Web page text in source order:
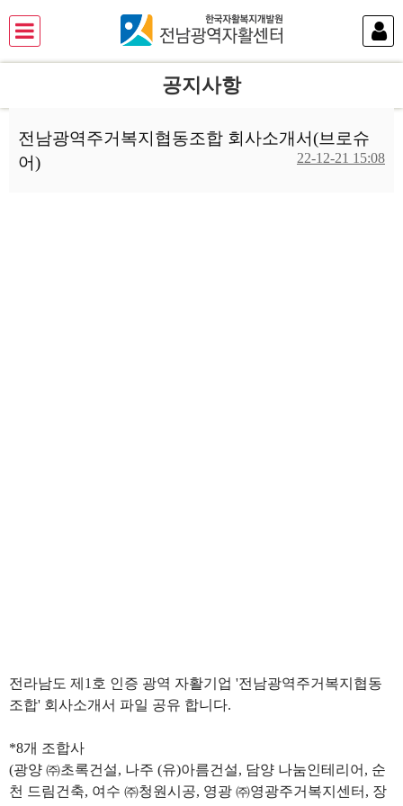
공지사항
전남광역주거복지협동조합 회사소개서(브로슈
어)
22-12-21 15:08
전라남도 제1호 인증 광역 자활기업 '전남광역주거복지협동
조합' 회사소개서 파일 공유 합니다.
*8개 조합사
(광양 ㈜초록건설, 나주 (유)아름건설, 담양 나눔인테리어 , 순
천 드림건축, 여수 ㈜청원시공, 영광 ㈜영광주거복지센터 , 장